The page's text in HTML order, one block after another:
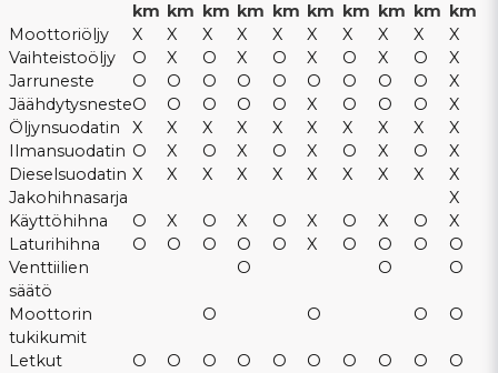
km km km km km km km km km km
Moottoriöljy
X X X X X X X X X
X
Vaihteistoöljy
O X O X O X O X O
X
Jarruneste
O O O O O O O O O
X
JäähdytysnesteO O O O O X O O O
X
Öljynsuodatin
X X X X X X X X X
X
Ilmansuodatin O X O X O X O X O
X
Dieselsuodatin X X X X X X X X X
X
Jakohihnasarja
X
Käyttöhihna
O X O X O X O X O
X
Laturihihna
O O O O O X O O O
O
Venttiilien
säätö
O O O
Moottorin
tukikumit
O O O O
Letkut O O O O O O O O O
O